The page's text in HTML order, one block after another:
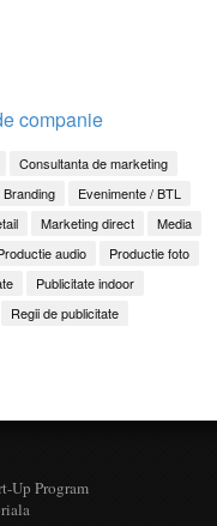
companie
Consultanta de marketing
Evenimente / BTL
Marketing direct
Media
audio
Productie foto
Publicitate indoor
Regii de publicitate
Up Program